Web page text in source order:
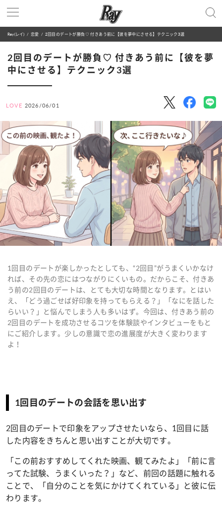
Ray(レイ) 恋愛 2回目のデートが勝負♡ 付きあう前に【彼を夢中にさせる】テクニック3選
2回目のデートが勝負♡ 付きあう前に【彼を夢
中にさせる】テクニック3選
LOVE 2026/06/01
1回目のデートが楽しかったとしても、“2回目”がうまくいかなけ
れば、その先の恋にはつながりにくいもの。だからこそ、付きあ
う前の2回目のデートは、とても大切な時間となります。とはい
え、「どう過ごせば好印象を持ってもらえる？」「なにを話した
らいい？」と悩んでしまう人も多いはず。今回は、付きあう前の
2回目のデートを成功させるコツを体験談やインタビューをもと
にご紹介します。少しの意識で恋の進展度が大きく変わります
よ！
1回目のデートの会話を思い出す
2回目のデートで印象をアップさせたいなら、1回目に話
した内容をきちんと思い出すことが大切です。
「この前おすすめしてくれた映画、観てみたよ」「前に言
ってた試験、うまくいった？」など、前回の話題に触れる
ことで、「自分のことを気にかけてくれている」と彼に伝
わります。